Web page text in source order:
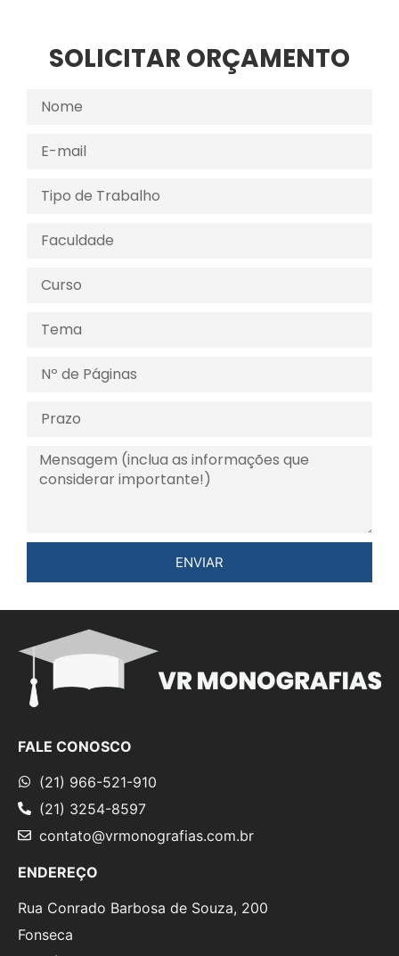
SOLICITAR ORÇAMENTO
ENVIAR
FALE CONOSCO
(21) 966-521-910
(21) 3254-8597
contato@vrmonografias.com.br
ENDEREÇO
Rua Conrado Barbosa de Souza, 200
Fonseca